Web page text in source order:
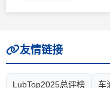
友情链接
LubTop2025总评榜 车